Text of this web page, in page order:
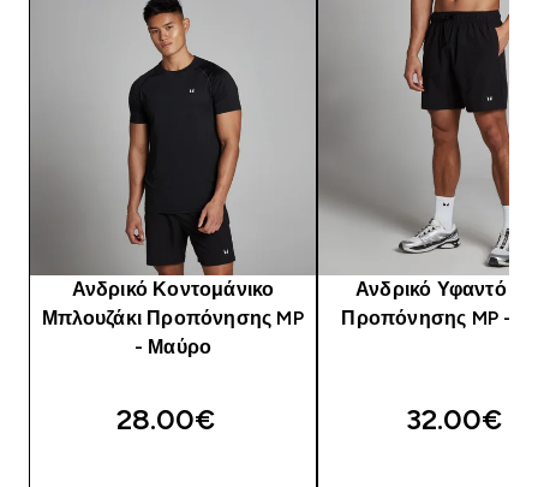
Ανδρικό Κοντομάνικο
Μπλουζάκι Προπόνησης MP
- Μαύρο
28.00€‎
Ανδρικό Υφαντό
Προπόνησης MP -
32.00€‎